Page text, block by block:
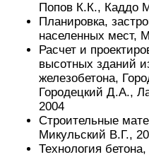
Попов К.К., Каддо
Планировка,
населенных мест,
Расчет и
высотных зданий
железобетона,
Городецкий Д.А.,
2004
Строительные
Микульский В.Г.,
Технология